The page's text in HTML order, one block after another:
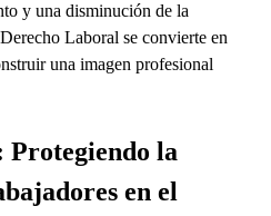
y una disminución de la
Laboral se convierte en
una imagen profesional
la
en el